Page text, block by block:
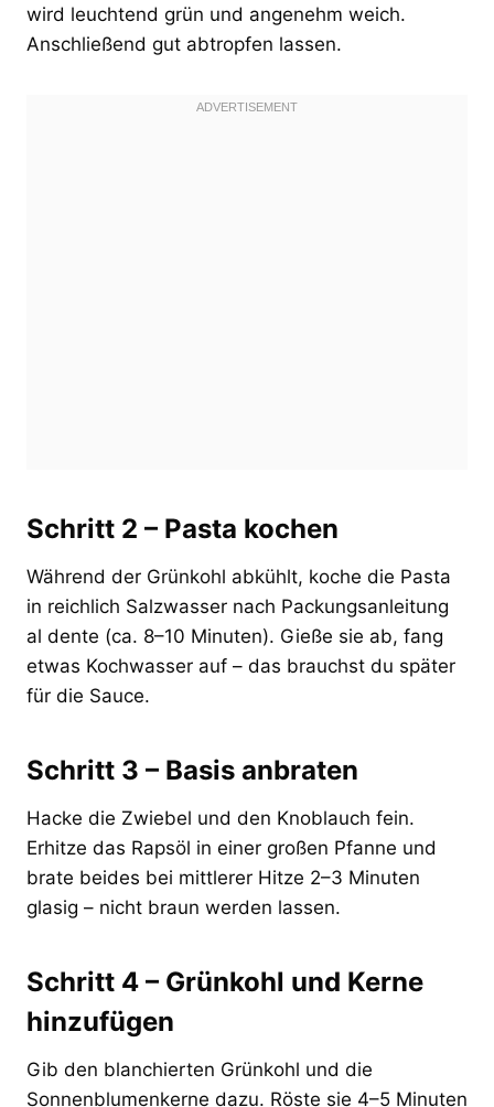
wird leuchtend grün und angenehm weich.
Anschließend gut abtropfen lassen.
Schritt 2 – Pasta kochen
Während der Grünkohl abkühlt, koche die Pasta
in reichlich Salzwasser nach Packungsanleitung
al dente (ca. 8–10 Minuten). Gieße sie ab, fang
etwas Kochwasser auf – das brauchst du später
für die Sauce.
Schritt 3 – Basis anbraten
Hacke die Zwiebel und den Knoblauch fein.
Erhitze das Rapsöl in einer großen Pfanne und
brate beides bei mittlerer Hitze 2–3 Minuten
glasig – nicht braun werden lassen.
Schritt 4 – Grünkohl und Kerne
hinzufügen
Gib den blanchierten Grünkohl und die
Sonnenblumenkerne dazu. Röste sie 4–5 Minuten